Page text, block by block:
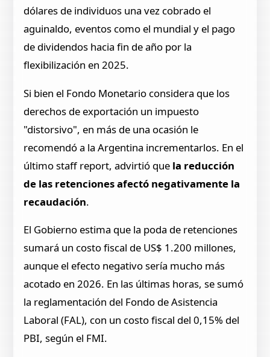
dólares de individuos una vez cobrado el
aguinaldo, eventos como el mundial y el pago
de dividendos hacia fin de año por la
flexibilización en 2025.
Si bien el Fondo Monetario considera que los
derechos de exportación un impuesto
"distorsivo", en más de una ocasión le
recomendó a la Argentina incrementarlos. En el
último staff report, advirtió que la reducción
de las retenciones afectó negativamente la
recaudación.
El Gobierno estima que la poda de retenciones
sumará un costo fiscal de US$ 1.200 millones,
aunque el efecto negativo sería mucho más
acotado en 2026. En las últimas horas, se sumó
la reglamentación del Fondo de Asistencia
Laboral (FAL), con un costo fiscal del 0,15% del
PBI, según el FMI.